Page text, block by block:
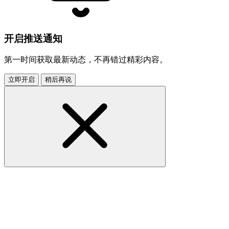
开启推送通知
第一时间获取最新动态，不再错过精彩内容。
立即开启 稍后再说